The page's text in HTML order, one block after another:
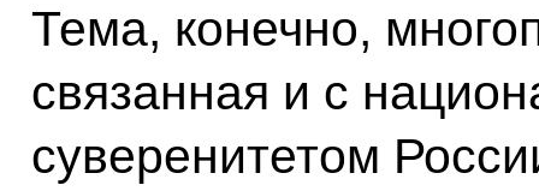
Тема, конечно,
связанная и с
суверенитетом